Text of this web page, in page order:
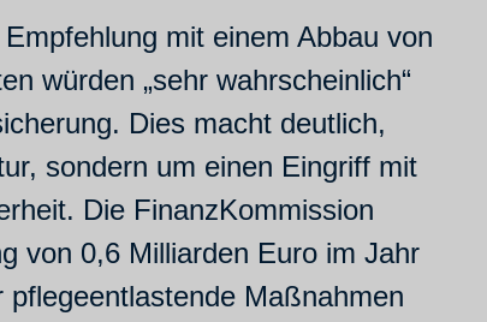
mit einem Abbau von
würden „sehr wahrscheinlich“
Dies macht deutlich,
sondern um einen Eingriff mit
Die FinanzKommission
von 0,6 Milliarden Euro im Jahr
Maßnahmen